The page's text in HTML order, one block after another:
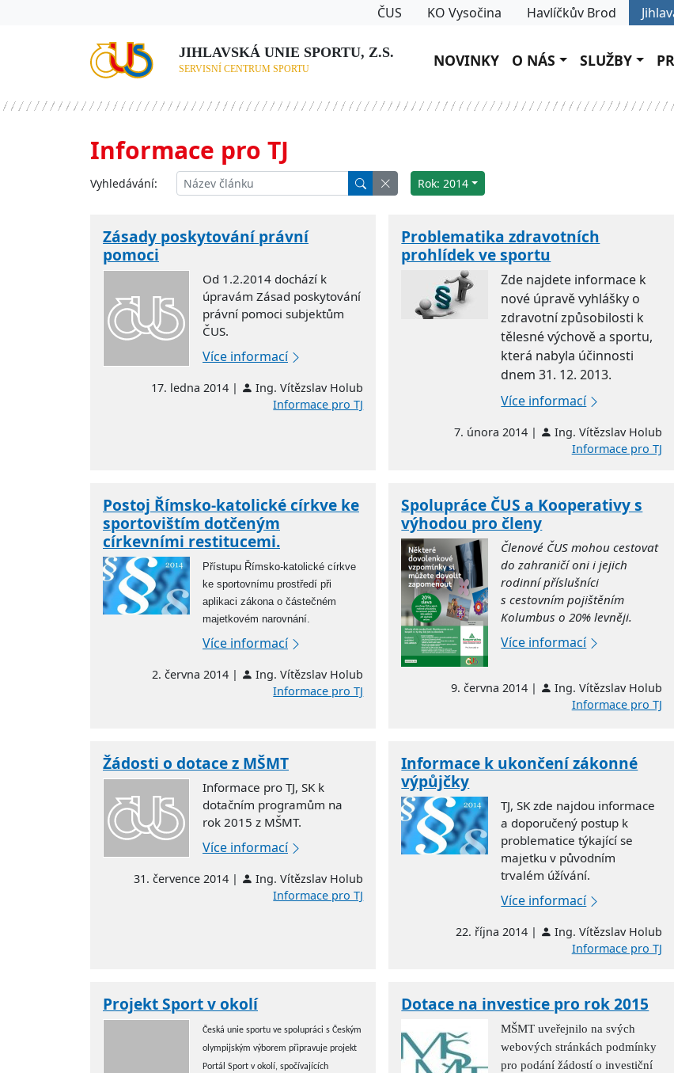
ČUS KO Vysočina Havlíčkův Brod
JIHLAVSKÁ UNIE SPORTU, Z.S.
SERVISNÍ CENTRUM SPORTU NOVINKY O NÁS SLUŽBY
Informace pro TJ
Vyhledávání: Rok: 2014
Zásady poskytování právní
pomoci
Od 1.2.2014 dochází k
úpravám Zásad poskytování
právní pomoci subjektům
ČUS.
Více informací
17. ledna 2014 |
Ing. Vítězslav Holub
Informace pro TJ
Problematika zdravotních
prohlídek ve sportu
Zde najdete informace k
nové úpravě vyhlášky o
zdravotní způsobilosti k
tělesné výchově a sportu,
která nabyla účinnosti
dnem 31. 12. 2013.
Více informací
7. února 2014 |
Ing. Vítězslav Holub
Informace pro TJ
Postoj Římsko-katolické církve ke
sportovištím dotčeným
církevními restitucemi.
Přístupu Římsko-katolické církve
ke sportovnímu prostředí při
aplikaci zákona o částečném
majetkovém narovnání.
Více informací
2. června 2014 |
Ing. Vítězslav Holub
Informace pro TJ
Spolupráce ČUS a Kooperativy s
výhodou pro členy
Členové ČUS mohou cestovat
do zahraničí oni i jejich
rodinní příslušníci
s cestovním pojištěním
Kolumbus o 20% levněji.
Více informací
9. června 2014 |
Ing. Vítězslav Holub
Informace pro TJ
Žádosti o dotace z MŠMT
Informace pro TJ, SK k
dotačním programům na
rok 2015 z MŠMT.
Více informací
31. července 2014 |
Ing. Vítězslav Holub
Informace pro TJ
Informace k ukončení zákonné
výpůjčky
TJ, SK zde najdou informace
a doporučený postup k
problematice týkající se
majetku v původním
trvalém úžívání.
Více informací
22. října 2014 |
Ing. Vítězslav Holub
Informace pro TJ
Projekt Sport v okolí
Česká unie sportu ve spolupráci s Českým
olympijským výborem připravuje projekt
Portál Sport v okolí, spočívajících
Dotace na investice pro rok 2015
MŠMT uveřejnilo na svých
webových stránkách podmínky
pro podání žádostí o investiční